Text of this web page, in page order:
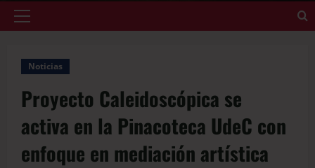
Noticias
Proyecto Caleidoscópica se
activa en la Pinacoteca UdeC con
enfoque en mediación artística